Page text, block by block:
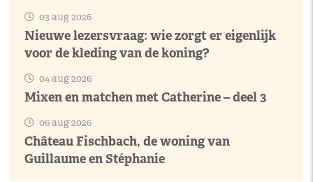
03 aug 2026
Nieuwe lezersvraag: wie zorgt er eigenlijk
voor de kleding van de koning?
04 aug 2026
Mixen en matchen met Catherine – deel 3
06 aug 2026
Château Fischbach, de woning van
Guillaume en Stéphanie